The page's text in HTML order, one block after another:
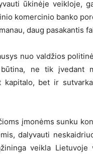
ūkinėje veikloje,
komercinio banko
daug pasakantis
nuo valdžios
ne tik įvedant
bet ir
įmonėms sunku
dalyvauti
veikla